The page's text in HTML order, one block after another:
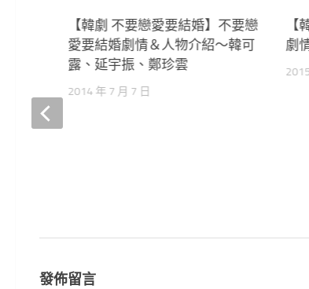
劇
126
【韓劇 不要戀愛要結婚】不要戀
愛要結婚劇情＆人物介紹～韓可
露、延宇振、鄭珍雲
2014 年 7 月 7 日
發佈留言